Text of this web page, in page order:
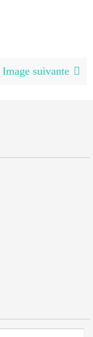
Image suivante